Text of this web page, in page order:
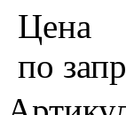
Цена
по